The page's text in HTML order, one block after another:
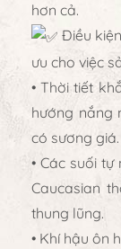
hơn cả.
Điều
ưu cho việc
• Thời tiết
hướng nắng
có sương giá.
• Các suối
Caucasian
thung lũng.
• Khí hậu ôn